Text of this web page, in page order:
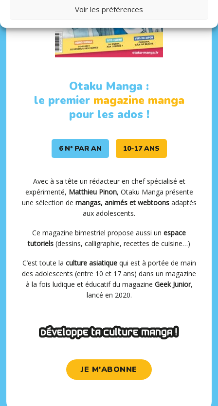
Voir les préférences
Otaku Manga :
le premier magazine manga
pour les ados !
6 N° PAR AN 10-17 ANS
Avec à sa tête un rédacteur en chef spécialisé et
expérimenté, Matthieu Pinon, Otaku Manga présente
une sélection de mangas, animés et webtoonsadaptés
aux adolescents.
Ce magazine bimestriel propose aussi un espace
tutoriels (dessins, calligraphie, recettes de cuisine…)
C’est toute la culture asiatiquequi est à portée de main
des adolescents (entre 10 et 17 ans) dans un magazine
à la fois ludique et éducatif du magazine Geek Junior,
lancé en 2020.
JE M'ABONNE